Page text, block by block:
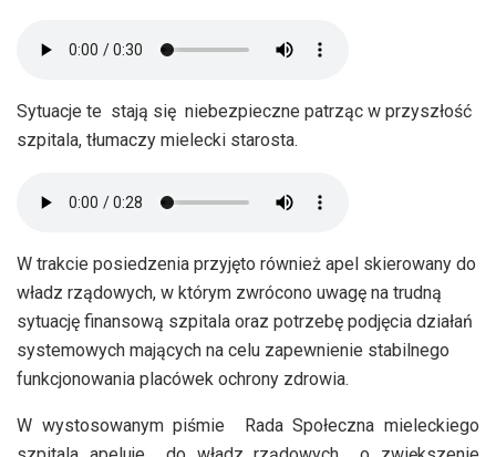
Sytuacje te stają się niebezpieczne patrząc w przyszłość
szpitala, tłumaczy mielecki starosta.
W trakcie posiedzenia przyjęto również apel skierowany do
władz rządowych, w którym zwrócono uwagę na trudną
sytuację finansową szpitala oraz potrzebę podjęcia działań
systemowych mających na celu zapewnienie stabilnego
funkcjonowania placówek ochrony zdrowia.
W wystosowanym piśmie Rada Społeczna mieleckiego